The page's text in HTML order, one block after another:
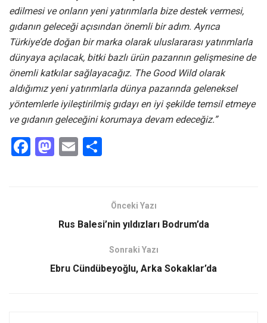
edilmesi ve onların yeni yatırımlarla bize destek vermesi,
gıdanın geleceği açısından önemli bir adım. Ayrıca
Türkiye’de doğan bir marka olarak uluslararası yatırımlarla
dünyaya açılacak, bitki bazlı ürün pazarının gelişmesine de
önemli katkılar sağlayacağız. The Good Wild olarak
aldığımız yeni yatırımlarla dünya pazarında geleneksel
yöntemlerle iyileştirilmiş gıdayı en iyi şekilde temsil etmeye
ve gıdanın geleceğini korumaya devam edeceğiz.”
F
M
d
n
E
Önceki Yazı
Rus Balesi’nin yıldızları Bodrum’da
Sonraki Yazı
Ebru Cündübeyoğlu, Arka Sokaklar’da